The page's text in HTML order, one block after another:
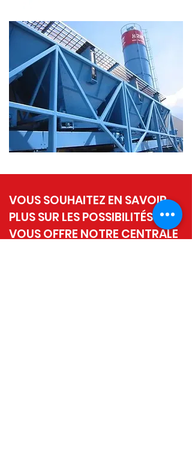
VOUS SOUHAITEZ EN SAVOIR
PLUS SUR LES POSSIBILITÉS QUE
VOUS OFFRE NOTRE CENTRALE